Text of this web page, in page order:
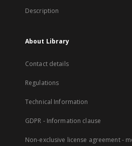
Description
About Library
Contact details
Regulations
Technical Information
GDPR - Information clause
Non-exclusive license agreement -